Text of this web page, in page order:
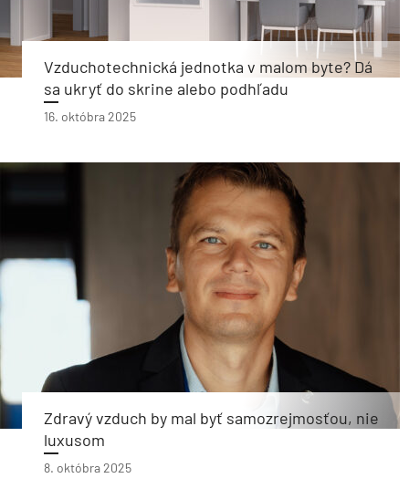
Vzduchotechnická jednotka v malom byte? Dá
sa ukryť do skrine alebo podhľadu
16. októbra 2025
Zdravý vzduch by mal byť samozrejmosťou, nie
luxusom
8. októbra 2025